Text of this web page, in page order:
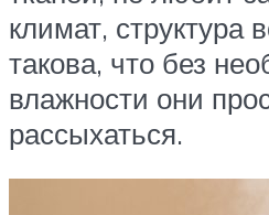
климат, структура
такова, что без
влажности они
рассыхаться.